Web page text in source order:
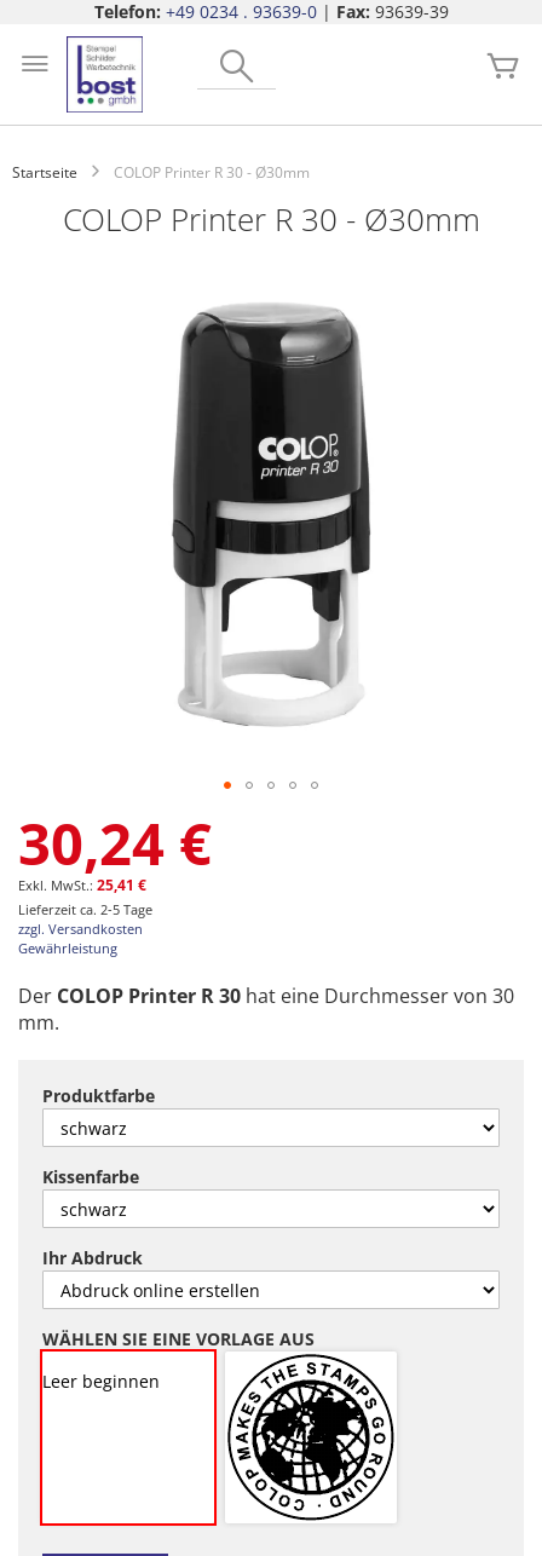
Telefon: +49 0234 . 93639-0| Fax: 93639-39
springen
Startseite COLOP Printer R 30 - Ø30mm
COLOP Printer R 30 - Ø30mm
Anfang
der
Bildgalerie
springen
30,24 €
25,41 €
Lieferzeit ca. 2-5 Tage
zzgl. Versandkosten
Gewährleistung
Der COLOP Printer R 30 hat eine Durchmesser von 30
mm.
Produktfarbe
Kissenfarbe
Ihr Abdruck
WÄHLEN SIE EINE VORLAGE AUS
Leer beginnen